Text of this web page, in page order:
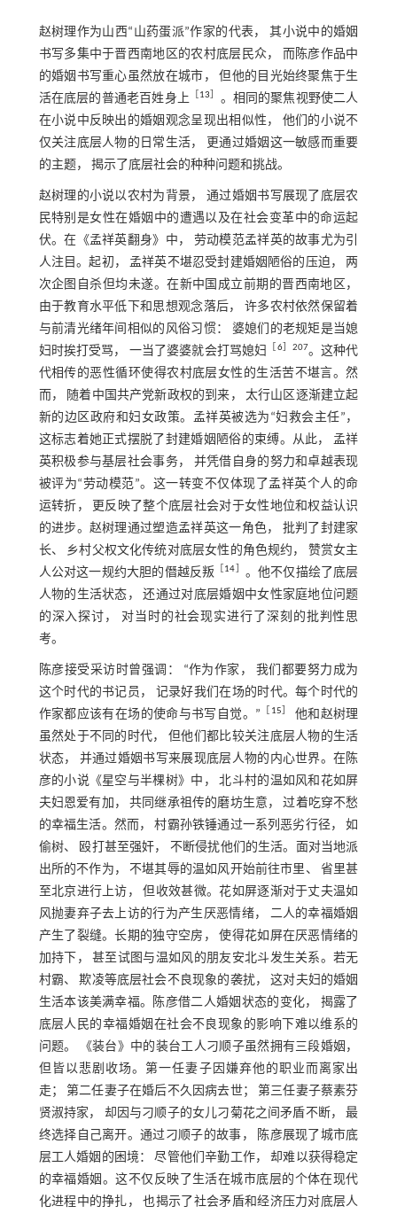
赵树理作为山西“山药蛋派”作家的代表， 其小说中的婚姻
书写多集中于晋西南地区的农村底层民众， 而陈彦作品中
的婚姻书写重心虽然放在城市， 但他的目光始终聚焦于生
活在底层的普通老百姓身上
13
。相同的聚焦视野使二人
在小说中反映出的婚姻观念呈现出相似性， 他们的小说不
仅关注底层人物的日常生活， 更通过婚姻这一敏感而重要
的主题， 揭示了底层社会的种种问题和挑战。
赵树理的小说以农村为背景， 通过婚姻书写展现了底层农
民特别是女性在婚姻中的遭遇以及在社会变革中的命运起
伏。在《孟祥英翻身》中， 劳动模范孟祥英的故事尤为引
人注目。起初， 孟祥英不堪忍受封建婚姻陋俗的压迫， 两
次企图自杀但均未遂。在新中国成立前期的晋西南地区，
由于教育水平低下和思想观念落后， 许多农村依然保留着
与前清光绪年间相似的风俗习惯： 婆媳们的老规矩是当媳
妇时挨打受骂， 一当了婆婆就会打骂媳妇
6］207。这种代
代相传的恶性循环使得农村底层女性的生活苦不堪言。然
而， 随着中国共产党新政权的到来， 太行山区逐渐建立起
新的边区政府和妇女政策。孟祥英被选为“妇救会主任”，
这标志着她正式摆脱了封建婚姻陋俗的束缚。从此， 孟祥
英积极参与基层社会事务， 并凭借自身的努力和卓越表现
被评为“劳动模范”。这一转变不仅体现了孟祥英个人的命
运转折， 更反映了整个底层社会对于女性地位和权益认识
的进步。赵树理通过塑造孟祥英这一角色， 批判了封建家
长、 乡村父权文化传统对底层女性的角色规约， 赞赏女主
人公对这一规约大胆的僭越反叛
14
。他不仅描绘了底层
人物的生活状态， 还通过对底层婚姻中女性家庭地位问题
的深入探讨， 对当时的社会现实进行了深刻的批判性思
考。
陈彦接受采访时曾强调： “作为作家， 我们都要努力成为
这个时代的书记员， 记录好我们在场的时代。每个时代的
作家都应该有在场的使命与书写自觉。”
15
他和赵树理
虽然处于不同的时代， 但他们都比较关注底层人物的生活
状态， 并通过婚姻书写来展现底层人物的内心世界。在陈
彦的小说《星空与半棵树》中， 北斗村的温如风和花如屏
夫妇恩爱有加， 共同继承祖传的磨坊生意， 过着吃穿不愁
的幸福生活。然而， 村霸孙铁锤通过一系列恶劣行径， 如
偷树、 殴打甚至强奸， 不断侵扰他们的生活。面对当地派
出所的不作为， 不堪其辱的温如风开始前往市里、 省里甚
至北京进行上访， 但收效甚微。花如屏逐渐对于丈夫温如
风抛妻弃子去上访的行为产生厌恶情绪， 二人的幸福婚姻
产生了裂缝。长期的独守空房， 使得花如屏在厌恶情绪的
加持下， 甚至试图与温如风的朋友安北斗发生关系。若无
村霸、 欺凌等底层社会不良现象的袭扰， 这对夫妇的婚姻
生活本该美满幸福。陈彦借二人婚姻状态的变化， 揭露了
底层人民的幸福婚姻在社会不良现象的影响下难以维系的
问题。 《装台》中的装台工人刁顺子虽然拥有三段婚姻，
但皆以悲剧收场。第一任妻子因嫌弃他的职业而离家出
走； 第二任妻子在婚后不久因病去世； 第三任妻子蔡素芬
贤淑持家， 却因与刁顺子的女儿刁菊花之间矛盾不断， 最
终选择自己离开。通过刁顺子的故事， 陈彦展现了城市底
层工人婚姻的困境： 尽管他们辛勤工作， 却难以获得稳定
的幸福婚姻。这不仅反映了生活在城市底层的个体在现代
化进程中的挣扎， 也揭示了社会矛盾和经济压力对底层人